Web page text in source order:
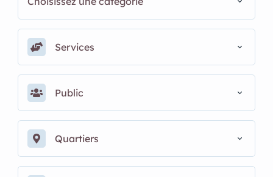
Services
Public
Quartiers